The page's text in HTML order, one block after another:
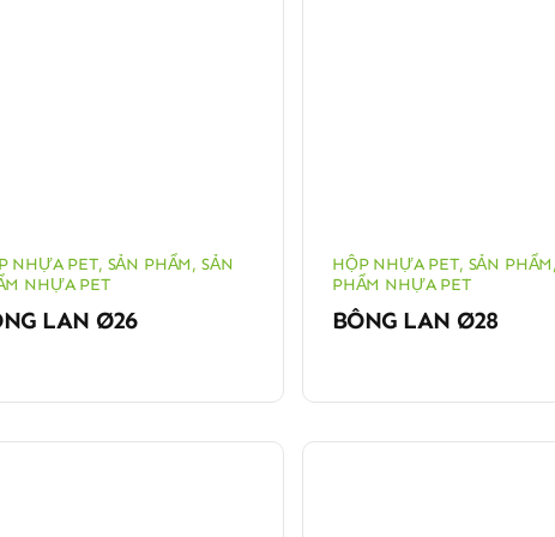
NHỰA PET, SẢN PHẨM, SẢN
NHỰA PET
LAN Ø26
HỘP NHỰA PET, SẢN PHẨM
PHẨM NHỰA PET
BÔNG LAN Ø28